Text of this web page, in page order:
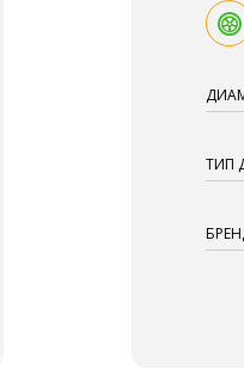
ТИП